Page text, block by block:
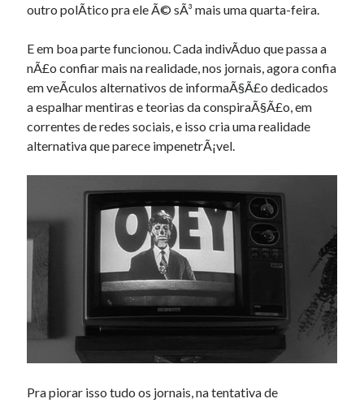
outro polÃ­tico pra ele Ã© sÃ³ mais uma quarta-feira.
E em boa parte funcionou. Cada indivÃ­duo que passa a
nÃ£o confiar mais na realidade, nos jornais, agora confia
em veÃ­culos alternativos de informaÃ§Ã£o dedicados
a espalhar mentiras e teorias da conspiraÃ§Ã£o, em
correntes de redes sociais, e isso cria uma realidade
alternativa que parece impenetrÃ¡vel.
Pra piorar isso tudo os jornais, na tentativa de